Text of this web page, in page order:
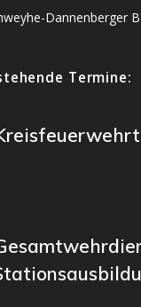
Dannenberger
Termine: